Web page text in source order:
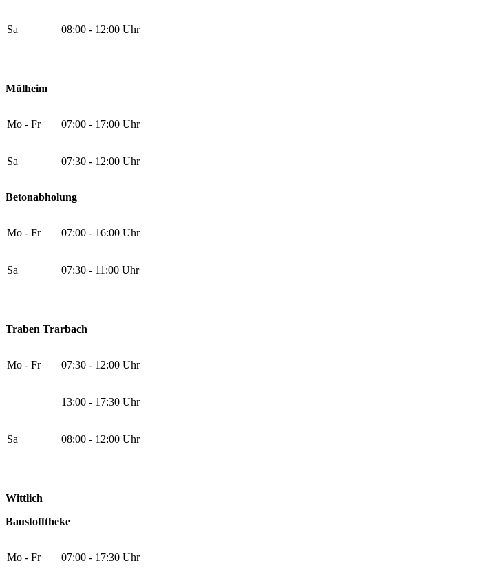
Sa 08:00 - 12:00 Uhr
Mülheim
Mo - Fr 07:00 - 17:00 Uhr
Sa 07:30 - 12:00 Uhr
Betonabholung
Mo - Fr 07:00 - 16:00 Uhr
Sa 07:30 - 11:00 Uhr
Traben Trarbach
Mo - Fr 07:30 - 12:00 Uhr
13:00 - 17:30 Uhr
Sa 08:00 - 12:00 Uhr
Wittlich
Baustofftheke
Mo - Fr 07:00 - 17:30 Uhr